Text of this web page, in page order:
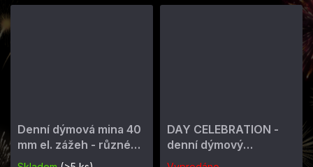
Denní dýmová mina 40
mm el. zážeh - různé
barvy
DAY CELEBRATION -
denní dýmový
ohňostroj 25 výstřelů